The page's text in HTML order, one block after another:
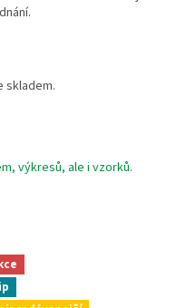
skladem.
výkresů, ale i vzorků.